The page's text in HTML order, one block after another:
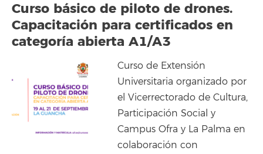
Curso básico de piloto de drones.
Capacitación para certificados en
categoría abierta A1/A3
Curso de Extensión
Universitaria organizado por
el Vicerrectorado de Cultura,
Participación Social y
Campus Ofra y La Palma en
colaboración con